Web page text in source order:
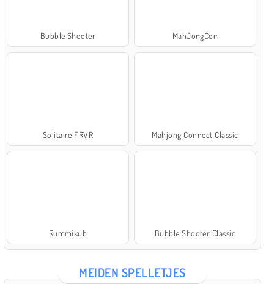
Bubble Shooter MahJongCon
Solitaire FRVR Mahjong Connect Classic
Rummikub Bubble Shooter Classic
MEIDEN SPELLETJES